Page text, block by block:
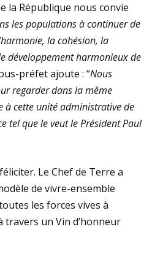
la République nous convie
les populations à continuer de
la cohésion, la
développement harmonieux de
préfet ajoute : “Nous
regarder dans la même
cette unité administrative de
tel que le veut le Président Paul
Le Chef de Terre a
de vivre-ensemble
les forces vives à
travers un Vin d’honneur